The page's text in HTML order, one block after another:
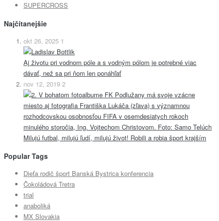
SUPERCROSS
Najčítanejšie
okt 26, 2025 1
Aj životu pri vodnom póle a s vodným pólom je potrebné viac
dávať, než sa pri ňom len ponáhľať
nov 12, 2019 2
Milujú futbal, milujú ľudí, milujú život! Robili a robia šport krajším
Popular Tags
Dieťa rodič šport Banská Bystrica konferencia
Čokoládová Tretra
trial
anaboliká
MX Slovakia